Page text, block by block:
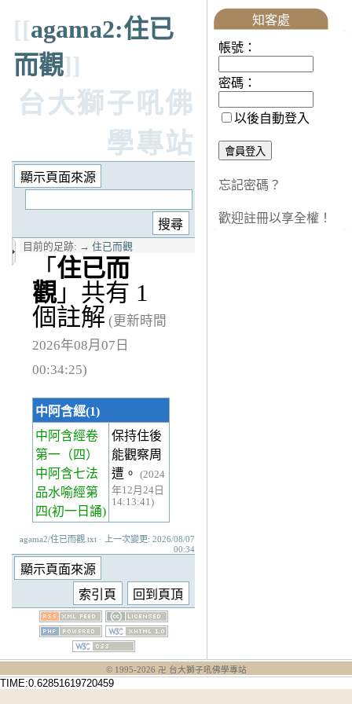
[[agama2:住已
而觀]]
台大獅子吼佛
學專站
目前的足跡: → 住已而觀
「 住已而
觀」共有 1
個註解 (更新時間
2026年08月07日
00:34:25)
中阿含經(1)
中阿含經卷
第一 （四）
中阿含七法
品水喻經第
四(初一日誦)
保持住後
能觀察周
遭。
(2024
年12月24日
14:13:41)
agama2/住已而觀.txt · 上一次變更: 2026/08/07
00:34
知客處
帳號：
密碼：
以後自動登入
忘記密碼？
歡迎註冊以享全權！
© 1995-2026 卍 台大獅子吼佛學專站
TIME:0.62851619720459